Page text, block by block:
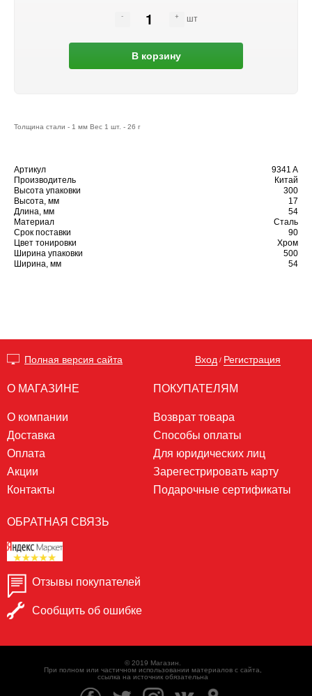
шт
В корзину
Толщина стали - 1 мм Вес 1 шт. - 26 г
Артикул
9341 A
Производитель
Китай
Высота упаковки
300
Высота, мм
17
Длина, мм
54
Материал
Сталь
Срок поставки
90
Цвет тонировки
Хром
Ширина упаковки
500
Ширина, мм
54
Полная версия сайта Вход / Регистрация
О МАГАЗИНЕ
О компании
Доставка
Оплата
Акции
Контакты
ПОКУПАТЕЛЯМ
Возврат товара
Способы оплаты
Для юридических лиц
Зарегестрировать карту
Подарочные сертификаты
ОБРАТНАЯ СВЯЗЬ
Отзывы покупателей
Сообщить об ошибке
© 2019 Магазин.
При полном или частичном использовании материалов с сайта,
ссылка на источник обязательна